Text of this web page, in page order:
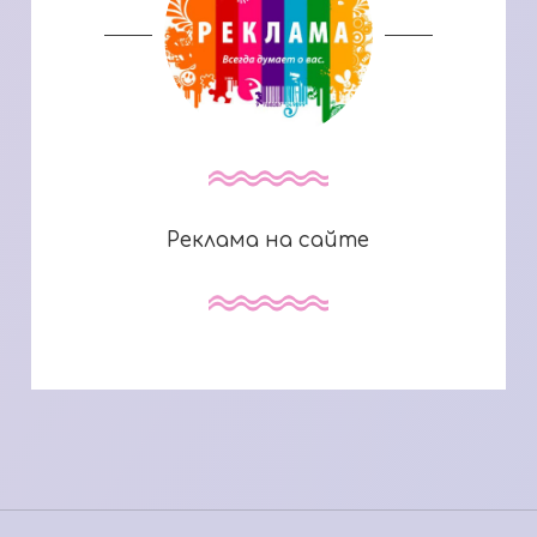
Реклама на сайте